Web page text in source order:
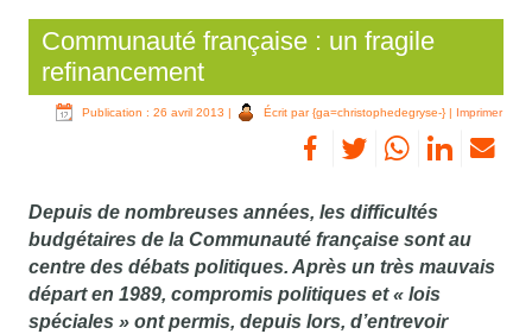
Communauté française : un fragile
refinancement
Publication : 26 avril 2013 | Écrit par {ga=christophedegryse-}| Imprimer
Depuis de nombreuses années, les difficultés
budgétaires de la Communauté française sont au
centre des débats politiques. Après un très mauvais
départ en 1989, compromis politiques et « lois
spéciales » ont permis, depuis lors, d’entrevoir